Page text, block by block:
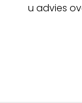
u advies